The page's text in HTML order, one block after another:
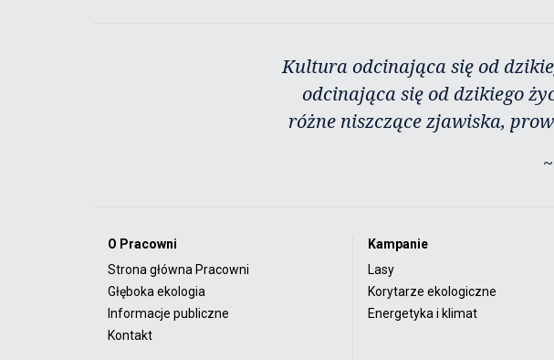
Kultura odcinająca się od
odcinająca się od dzikiego
różne niszczące zjawiska,
O Pracowni
Strona główna Pracowni
Głęboka ekologia
Informacje publiczne
Kontakt
Kampanie
Lasy
Korytarze ekologiczne
Energetyka i klimat